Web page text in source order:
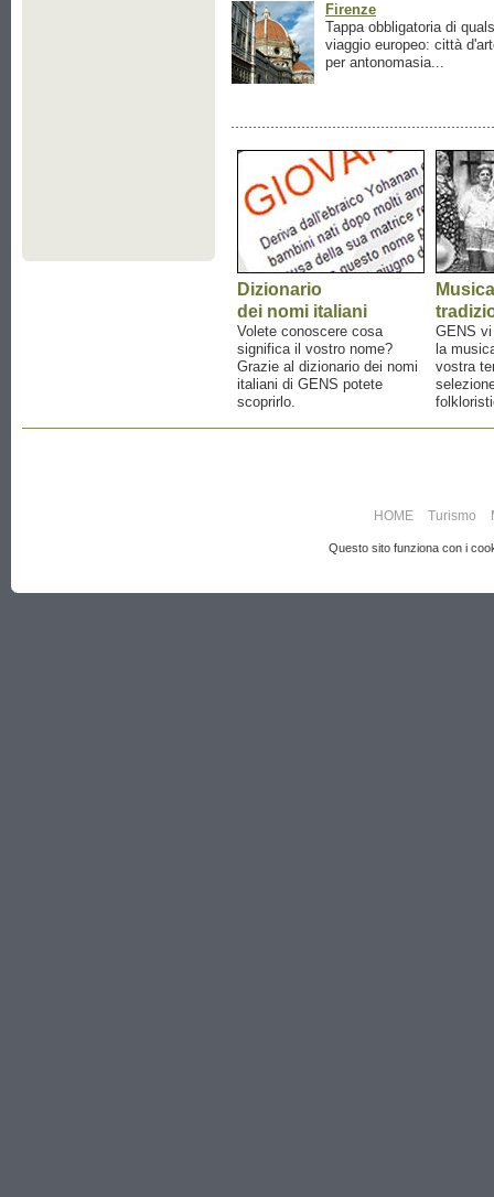
Firenze
Tappa obbligatoria di
viaggio europeo: città
per antonomasia...
Dizionario
dei nomi italiani
Volete conoscere cosa
significa il vostro nome?
Grazie al dizionario dei nomi
italiani di GENS potete
scoprirlo.
Musica
GENS
la
vostra
HOME Turismo
Questo sito funziona con i